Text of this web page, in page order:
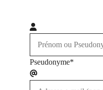
Pseudonyme*